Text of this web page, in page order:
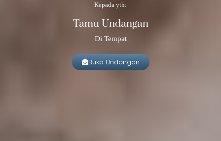
Kepada yth:
Tamu Undangan
Di Tempat
Buka Undangan